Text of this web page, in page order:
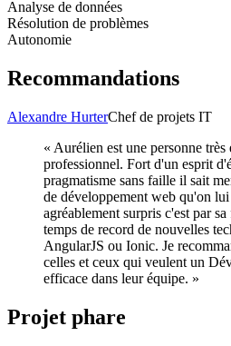
Analyse de données
Résolution de problèmes
Autonomie
Recommandations
Alexandre HurterChef de projets IT
« Aurélien est une personne
professionnel. Fort d'un esprit
pragmatisme sans faille il sait
de développement web qu'on
agréablement surpris c'est par
temps de record de nouvelles
AngularJS ou Ionic. Je
celles et ceux qui veulent un
efficace dans leur équipe. »
Projet phare